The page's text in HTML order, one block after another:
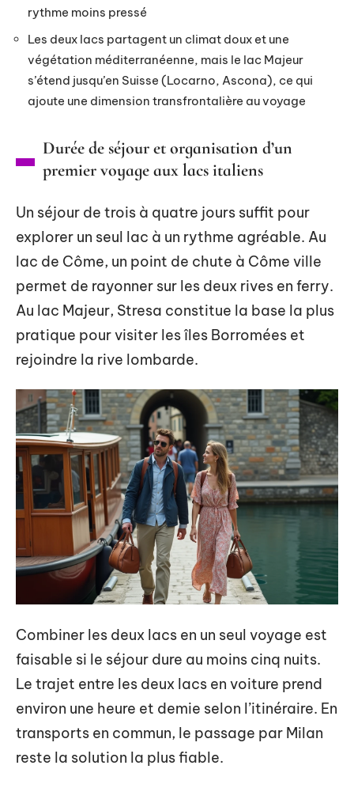
rythme moins pressé
Les deux lacs partagent un climat doux et une
végétation méditerranéenne, mais le lac Majeur
s’étend jusqu’en Suisse (Locarno, Ascona), ce qui
ajoute une dimension transfrontalière au voyage
Durée de séjour et organisation d’un
premier voyage aux lacs italiens
Un séjour de trois à quatre jours suffit pour
explorer un seul lac à un rythme agréable. Au
lac de Côme, un point de chute à Côme ville
permet de rayonner sur les deux rives en ferry.
Au lac Majeur, Stresa constitue la base la plus
pratique pour visiter les îles Borromées et
rejoindre la rive lombarde.
Combiner les deux lacs en un seul voyage est
faisable si le séjour dure au moins cinq nuits.
Le trajet entre les deux lacs en voiture prend
environ une heure et demie selon l’itinéraire. En
transports en commun, le passage par Milan
reste la solution la plus fiable.